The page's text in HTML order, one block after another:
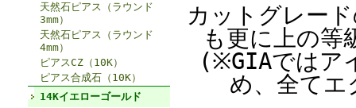
天然石ピアス（ラウンド
3mm）
天然石ピアス（ラウンド
4mm）
ピアスCZ（10K）
ピアス合成石（10K）
14Kイエローゴールド
カットグレー
も更に上の等
(※GIAではア
め、全て